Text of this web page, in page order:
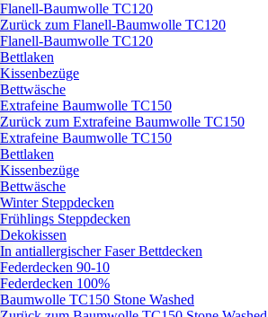
Flanell-Baumwolle TC120
Zurück zum Flanell-Baumwolle TC120
Flanell-Baumwolle TC120
Bettlaken
Kissenbezüge
Bettwäsche
Extrafeine Baumwolle TC150
Zurück zum Extrafeine Baumwolle TC150
Extrafeine Baumwolle TC150
Bettlaken
Kissenbezüge
Bettwäsche
Winter Steppdecken
Frühlings Steppdecken
Dekokissen
In antiallergischer Faser Bettdecken
Federdecken 90-10
Federdecken 100%
Baumwolle TC150 Stone Washed